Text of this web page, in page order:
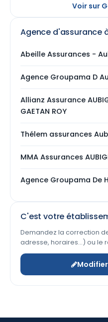
Voir sur
Agence d'assurance
Abeille Assurances -
Agence Groupama D
Allianz Assurance
GAETAN ROY
Thélem assurances
MMA Assurances
Agence Groupama De
C'est votre
Demandez la correction
adresse, horaires…) ou le